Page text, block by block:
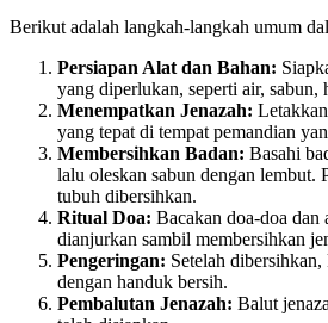
Berikut adalah langkah-langkah umum
Persiapan Alat dan Bahan:
yang diperlukan, seperti air, sabun,
Menempatkan Jenazah:
yang tepat di tempat pemandian
Membersihkan Badan: Basahi
lalu oleskan sabun dengan lembut.
tubuh dibersihkan.
Ritual Doa: Bacakan doa-doa dan
dianjurkan sambil membersihkan
Pengeringan: Setelah
dengan handuk bersih.
Pembalutan Jenazah: Balut